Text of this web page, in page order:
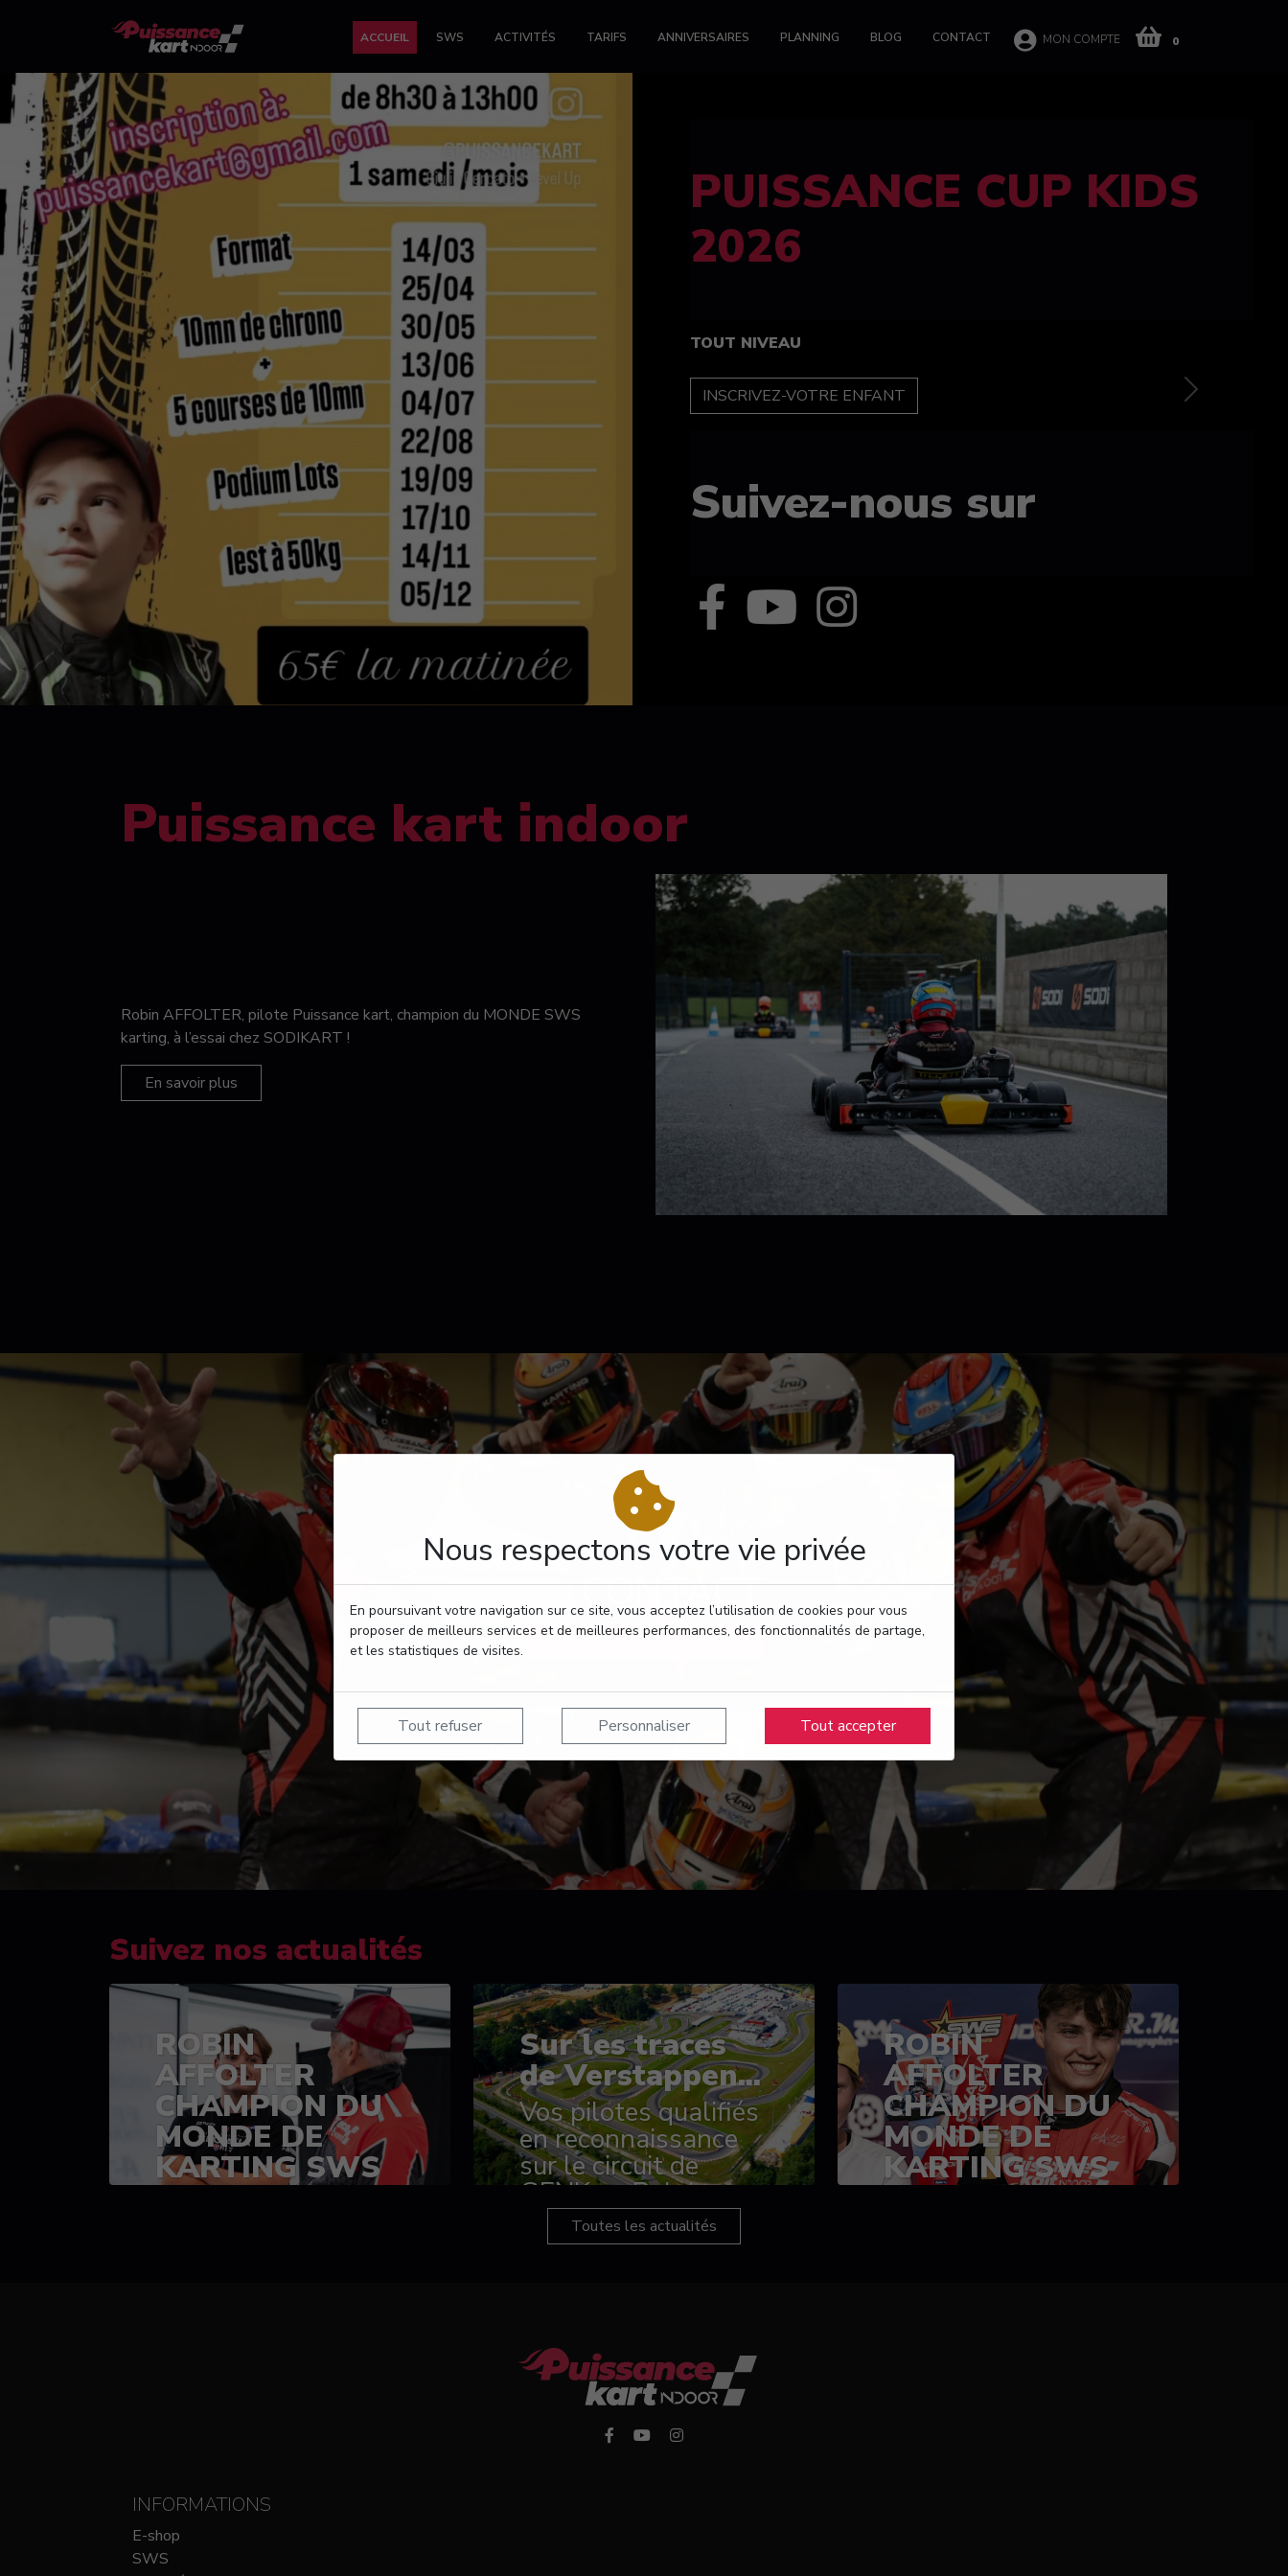
Nous respectons votre vie privée
En poursuivant votre navigation sur ce site, vous acceptez l’utilisation de cookies pour vous
proposer de meilleurs services et de meilleures performances, des fonctionnalités de partage,
et les statistiques de visites.
Tout refuser Personnaliser Tout accepter
ACCUEIL SWS ACTIVITÉS TARIFS ANNIVERSAIRES PLANNING BLOG CONTACT MON COMPTE 0
FELINE CUP 100%
féminine
TOUT NIVEAU
INSCRIPTION
Suivez-nous sur
Previous Next
Puissance kart indoor
Robin AFFOLTER, pilote Puissance kart, champion du MONDE SWS
karting, à l’essai chez SODIKART !
En savoir plus
CONTACT
RÉSERVEZ VOTRE PASSAGE
Suivez nos actualités
ROBIN
AFFOLTER
CHAMPION DU
MONDE DE
KARTING SWS
(SPRINT)
Sur les traces
de Verstappen...
Vos pilotes qualifiés
en reconnaissance
sur le circuit de
GENK en Belgique
ROBIN
AFFOLTER
CHAMPION DU
MONDE DE
KARTING SWS
Toutes les actualités
INFORMATIONS
E-shop
SWS